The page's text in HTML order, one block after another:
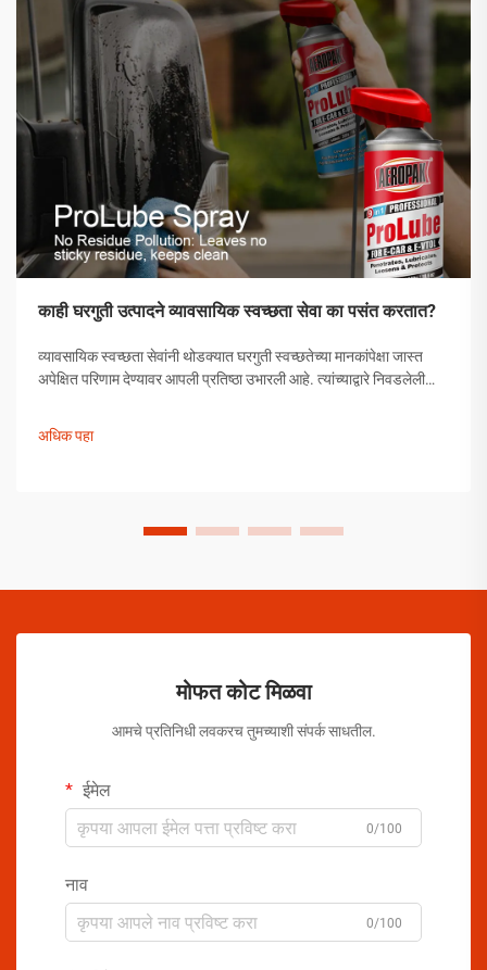
काही घरगुती उत्पादने व्यावसायिक स्वच्छता सेवा का पसंत करतात?
व्यावसायिक स्वच्छता सेवांनी थोडक्यात घरगुती स्वच्छतेच्या मानकांपेक्षा जास्त
अपेक्षित परिणाम देण्यावर आपली प्रतिष्ठा उभारली आहे. त्यांच्याद्वारे निवडलेली
काळजीपूर्वक निवडलेली उपाययोजना आहेत.
अधिक पहा
मोफत कोट मिळवा
आमचे प्रतिनिधी लवकरच तुमच्याशी संपर्क साधतील.
ईमेल
0/100
नाव
0/100